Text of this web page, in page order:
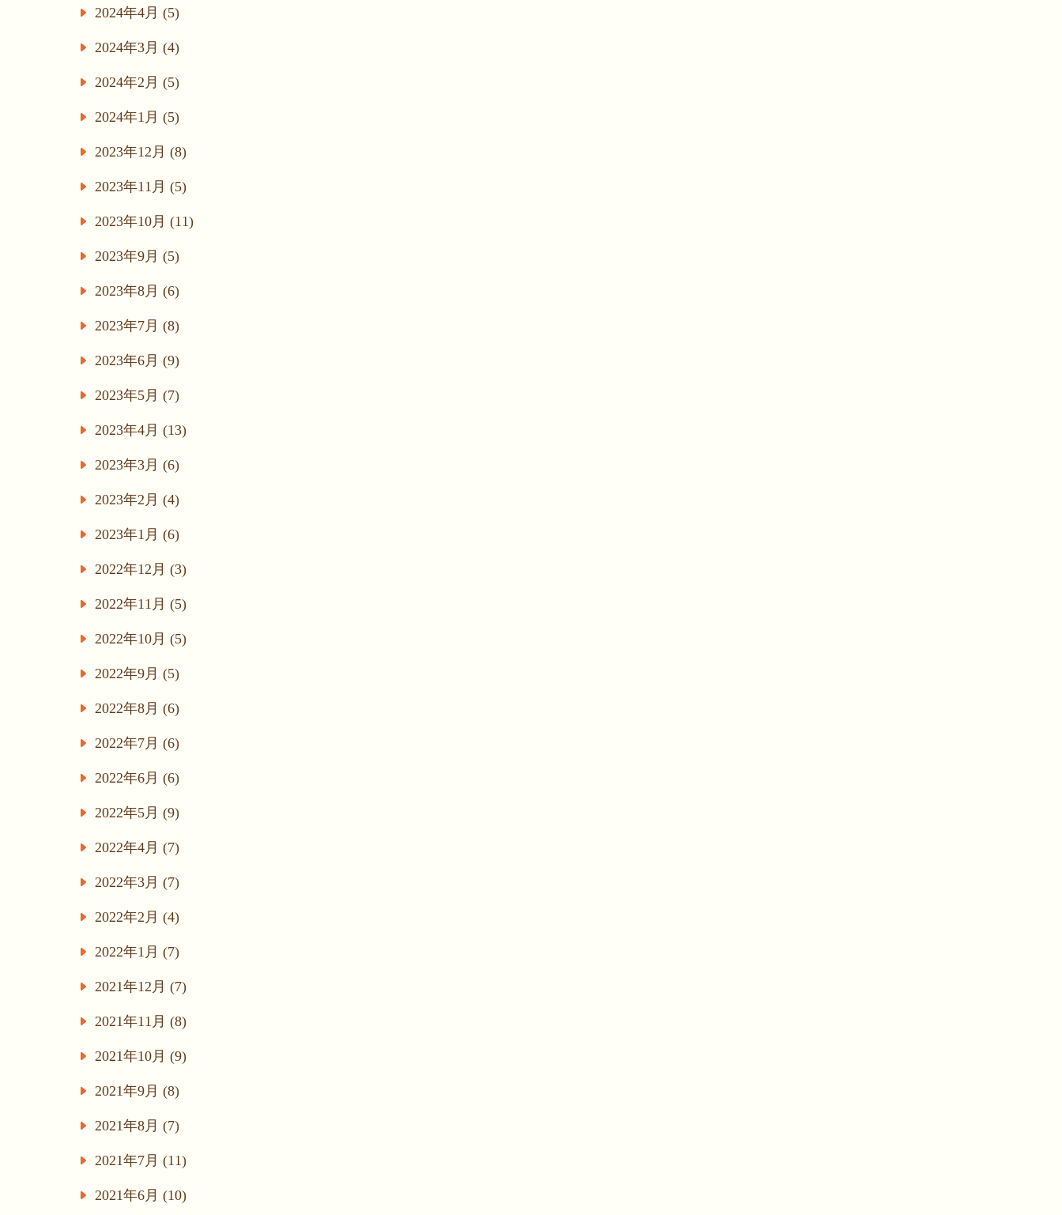
2024年4月 (5)
2024年3月 (4)
2024年2月 (5)
2024年1月 (5)
2023年12月 (8)
2023年11月 (5)
2023年10月 (11)
2023年9月 (5)
2023年8月 (6)
2023年7月 (8)
2023年6月 (9)
2023年5月 (7)
2023年4月 (13)
2023年3月 (6)
2023年2月 (4)
2023年1月 (6)
2022年12月 (3)
2022年11月 (5)
2022年10月 (5)
2022年9月 (5)
2022年8月 (6)
2022年7月 (6)
2022年6月 (6)
2022年5月 (9)
2022年4月 (7)
2022年3月 (7)
2022年2月 (4)
2022年1月 (7)
2021年12月 (7)
2021年11月 (8)
2021年10月 (9)
2021年9月 (8)
2021年8月 (7)
2021年7月 (11)
2021年6月 (10)